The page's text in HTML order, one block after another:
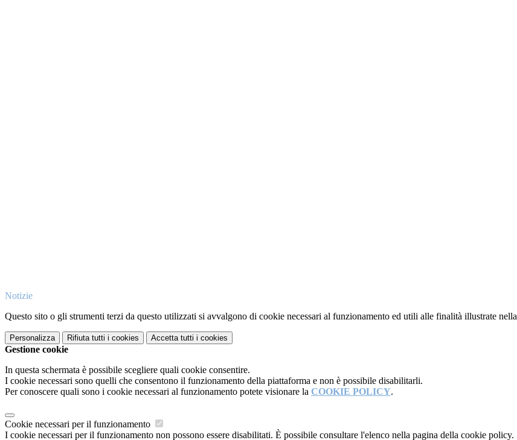
Notizie
Questo sito o gli strumenti terzi da questo utilizzati si avvalgono di cookie necessari al funzionamento ed utili alle finalità illustrate nella
Personalizza Rifiuta tutti i cookies Accetta tutti i cookies
Gestione cookie
In questa schermata è possibile scegliere quali cookie consentire.
I cookie necessari sono quelli che consentono il funzionamento della piattaforma e non è possibile disabilitarli.
Per conoscere quali sono i cookie necessari al funzionamento potete visionare la COOKIE POLICY.
Cookie necessari per il funzionamento
I cookie necessari per il funzionamento non possono essere disabilitati. È possibile consultare l'elenco nella pagina della cookie policy.